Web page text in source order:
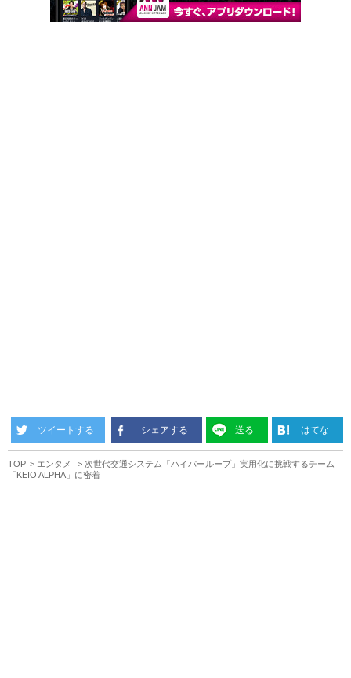
ツイートする シェアする 送る はてな
TOP エンタメ
次世代交通システム「ハイパーループ」実用化に挑戦するチーム
「KEIO ALPHA」に密着